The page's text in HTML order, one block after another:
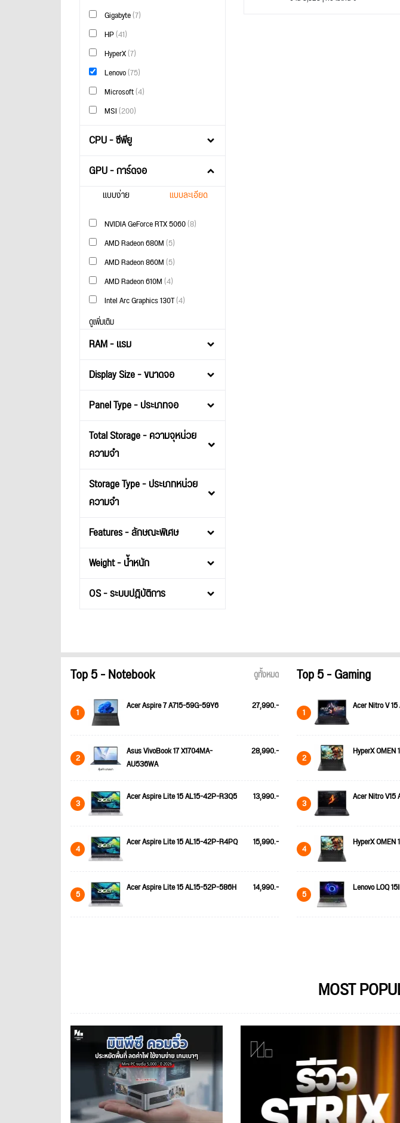
Gigabyte(7)
HP(41)
HyperX(7)
Lenovo(75)
Microsoft(4)
MSI(200)
CPU - ซีพียู
GPU - การ์ดจอ
แบบง่าย แบบละเอียด
NVIDIA GeForce RTX 5060(8)
AMD Radeon 680M(5)
AMD Radeon 860M(5)
AMD Radeon 610M(4)
Intel Arc Graphics 130T(4)
ดูเพิ่มเติม
RAM - แรม
Display Size - ขนาดจอ
Panel Type - ประเภทจอ
Total Storage - ความจุหน่วย
ความจำ
Storage Type - ประเภทหน่วย
ความจำ
Features - ลักษณะพิเศษ
Weight - น้ำหนัก
OS - ระบบปฎิบัติการ
Top 5 - Notebook ดูทั้งหมด
1 Acer Aspire 7 A715-59G-59Y6 27,990.-
2
Asus VivoBook 17 X1704MA-
AU536WA
28,990.-
3 Acer Aspire Lite 15 AL15-42P-R3Q5 13,990.-
4 Acer Aspire Lite 15 AL15-42P-R4PQ 15,990.-
5 Acer Aspire Lite 15 AL15-52P-586H 14,990.-
Top 5 - Gaming
1 Acer Nitro V
2 HyperX
3 Acer Nitro V15
4 HyperX
5 Lenovo LOQ
MOST